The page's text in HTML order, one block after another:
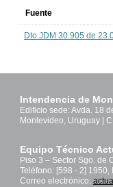
Fuente
Dto.JDM 30.905 de
Intendencia de
Edificio sede: Avda. 18
Montevideo, Uruguay |
Equipo Técnico
Piso 3 – Sector Sgo. de
Teléfono: [598 - 2]
Correo electrónico: